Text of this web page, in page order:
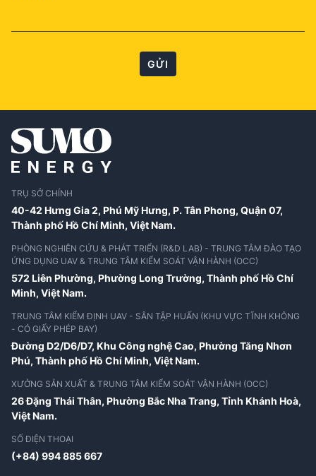
GỬI
TRỤ SỞ CHÍNH
40-42 Hưng Gia 2, Phú Mỹ Hưng, P. Tân Phong, Quận 07,
Thành phố Hồ Chí Minh, Việt Nam.
PHÒNG NGHIÊN CỨU & PHÁT TRIỂN (R&D LAB) - TRUNG TÂM ĐÀO TẠO
ỨNG DỤNG UAV & TRUNG TÂM KIỂM SOÁT VẬN HÀNH (OCC)
572 Liên Phường, Phường Long Trường, Thành phố Hồ Chí
Minh, Việt Nam.
TRUNG TÂM KIỂM ĐỊNH UAV - SÂN TẬP HUẤN (KHU VỰC TĨNH KHÔNG
- CÓ GIẤY PHÉP BAY)
Đường D2/D6/D7, Khu Công nghệ Cao, Phường Tăng Nhơn
Phú, Thành phố Hồ Chí Minh, Việt Nam.
XƯỞNG SẢN XUẤT & TRUNG TÂM KIỂM SOÁT VẬN HÀNH (OCC)
26 Đặng Thái Thân, Phường Bắc Nha Trang, Tỉnh Khánh Hoà,
Việt Nam.
SỐ ĐIỆN THOẠI
(+84) 994 885 667